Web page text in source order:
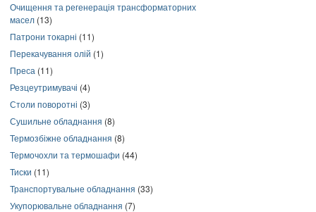
Очищення та регенерація трансформаторних
масел (13)
Патрони токарні (11)
Перекачування олій (1)
Преса (11)
Резцеутримувачі (4)
Столи поворотні (3)
Сушильне обладнання (8)
Термозбіжне обладнання (8)
Термочохли та термошафи (44)
Тиски (11)
Транспортувальне обладнання (33)
Укупорювальне обладнання (7)